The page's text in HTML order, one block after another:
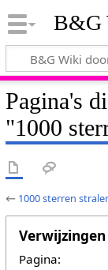
B&G
Pagina's
"1000
← 1000 sterren
Pagina: